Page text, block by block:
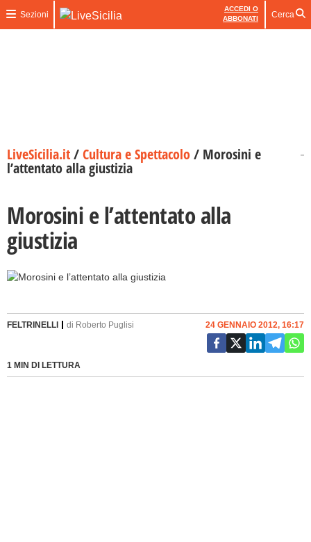
Sezioni
ACCEDI O
ABBONATI
Cerca
LiveSicilia.it/Cultura e Spettacolo/ Morosini e
l’attentato alla giustizia
Morosini e l’attentato alla
giustizia
FELTRINELLI di Roberto Puglisi
1 MIN DI LETTURA
24 GENNAIO 2012, 16:17